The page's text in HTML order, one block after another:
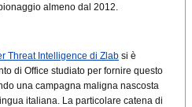
almeno dal 2012.
​​Threat Intelligence di Zlab si è
di Office studiato per fornire questo
una campagna maligna nascosta
italiana. La particolare catena di